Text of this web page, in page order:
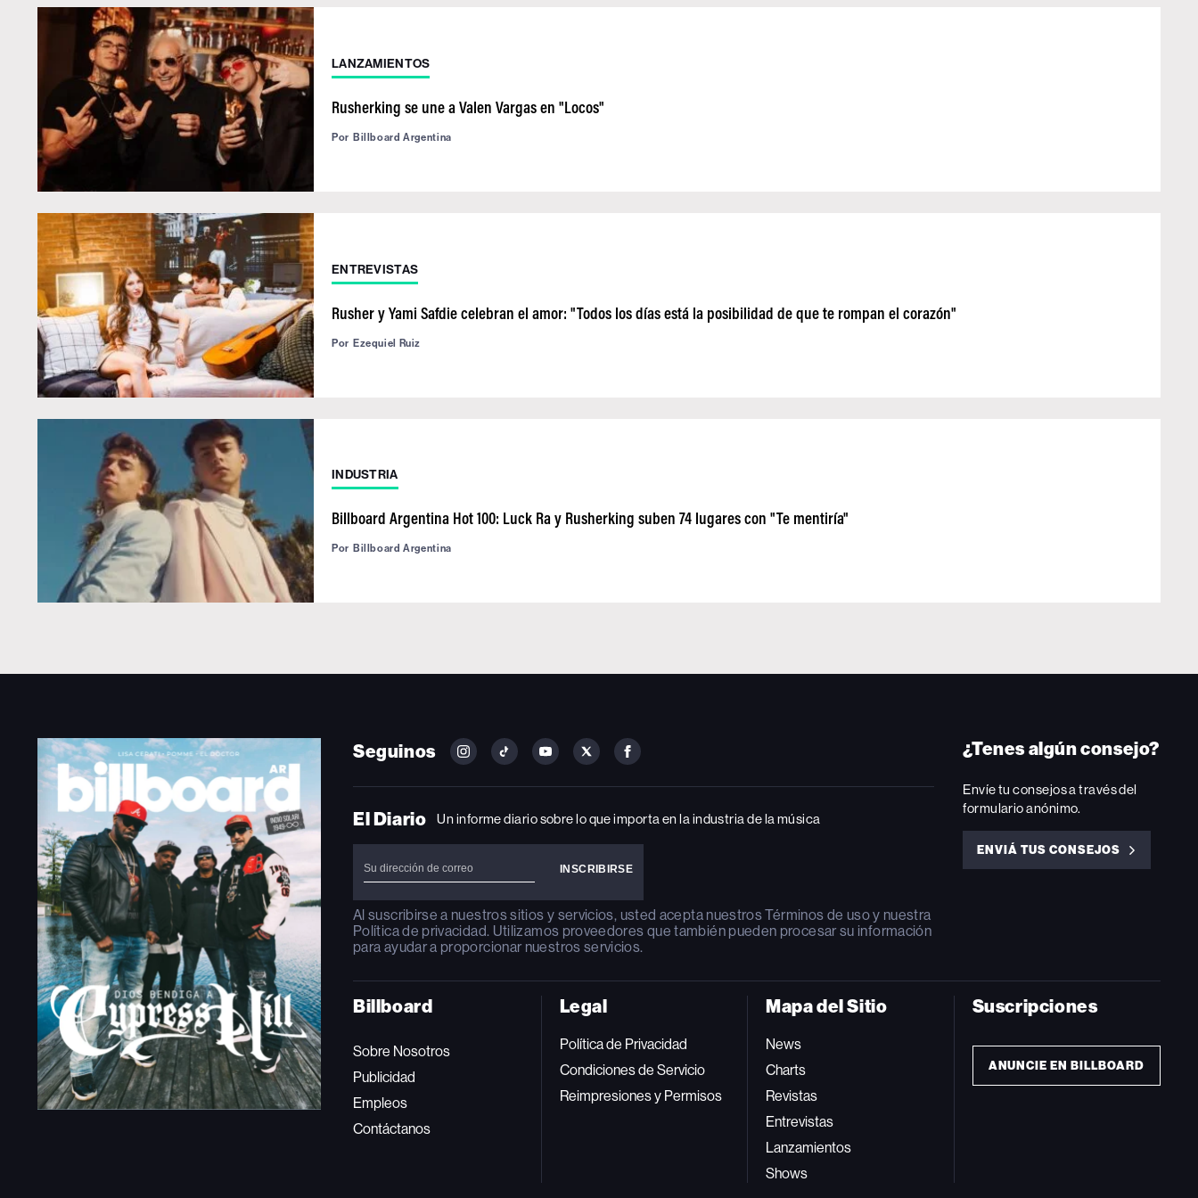
LANZAMIENTOS
Rusherking se une a Valen Vargas en "Locos"
Por Billboard Argentina
ENTREVISTAS
Rusher y Yami Safdie celebran el amor: "Todos los días está la posibilidad de que te rompan el corazón"
Por Ezequiel Ruiz
INDUSTRIA
Billboard Argentina Hot 100: Luck Ra y Rusherking suben 74 lugares con "Te mentiría"
Por Billboard Argentina
Seguinos
FOLLOW
ON
INSTAGRAM
FOLLOW
ON
YOUTUBE
FOLLOW
ON
YOUTUBE
FOLLOW
ON
FOLLOW
ON
FACEBOOK
El Diario Un informe diario sobre lo que importa en la industria de la música
Al suscribirse a nuestros sitios y servicios, usted acepta nuestrosTérminos de usoy nuestra
Política de privacidad. Utilizamos proveedores que también pueden procesar su información
para ayudar a proporcionar nuestros servicios.
¿Tenes algún consejo?
Envíe tu consejos a través del
formulario anónimo.
ENVIÁ TUS CONSEJOS
ENVIÁ
Billboard
Sobre Nosotros
Publicidad
Empleos
Contáctanos
Legal
Política de Privacidad
Condiciones de Servicio
Reimpresiones y Permisos
Mapa del Sitio
News
Charts
Revistas
Entrevistas
Lanzamientos
Shows
Suscripciones
ANUNCIE EN BILLBOARD